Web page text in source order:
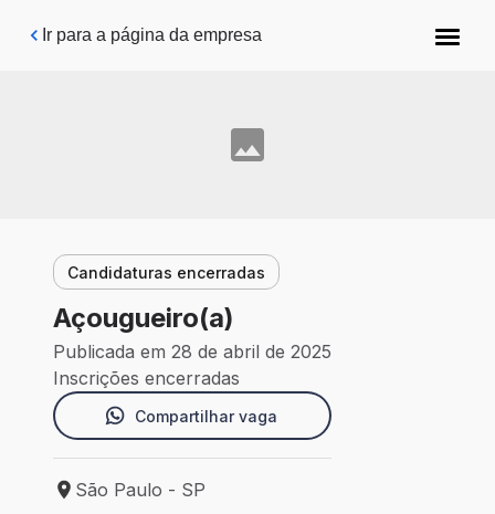
Pular para o conteúdo principal
Ir para a página da empresa
Candidaturas encerradas
Açougueiro(a)
Publicada em 28 de abril de 2025
Inscrições encerradas
Compartilhar vaga
Local de trabalho: São Paulo - SP
São Paulo - SP